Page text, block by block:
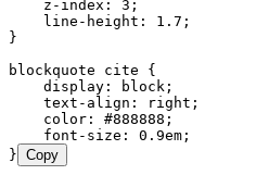
    z-index: 3;
    line-height: 1.7;
}
blockquote cite {
    display: block;
    text-align: right;
    color: #888888;
    font-size: 0.9em;
} Copy